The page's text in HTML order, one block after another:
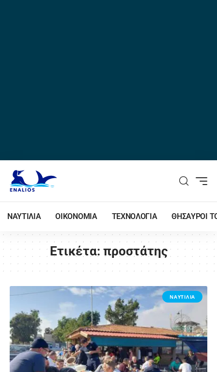
ΝΑΥΤΙΛΙΑ ΟΙΚΟΝΟΜΙΑ ΤΕΧΝΟΛΟΓΙΑ ΘΗΣΑΥΡΟΙ
Ετικέτα: προστάτης
ΝΑΥΤΙΛΙΑ